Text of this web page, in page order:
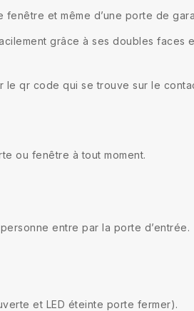
fenêtre et même d’une porte de
grâce à ses doubles faces
le qr code qui se trouve sur le
ou fenêtre à tout moment.
entre par la porte d’entrée.
et LED éteinte porte fermer).